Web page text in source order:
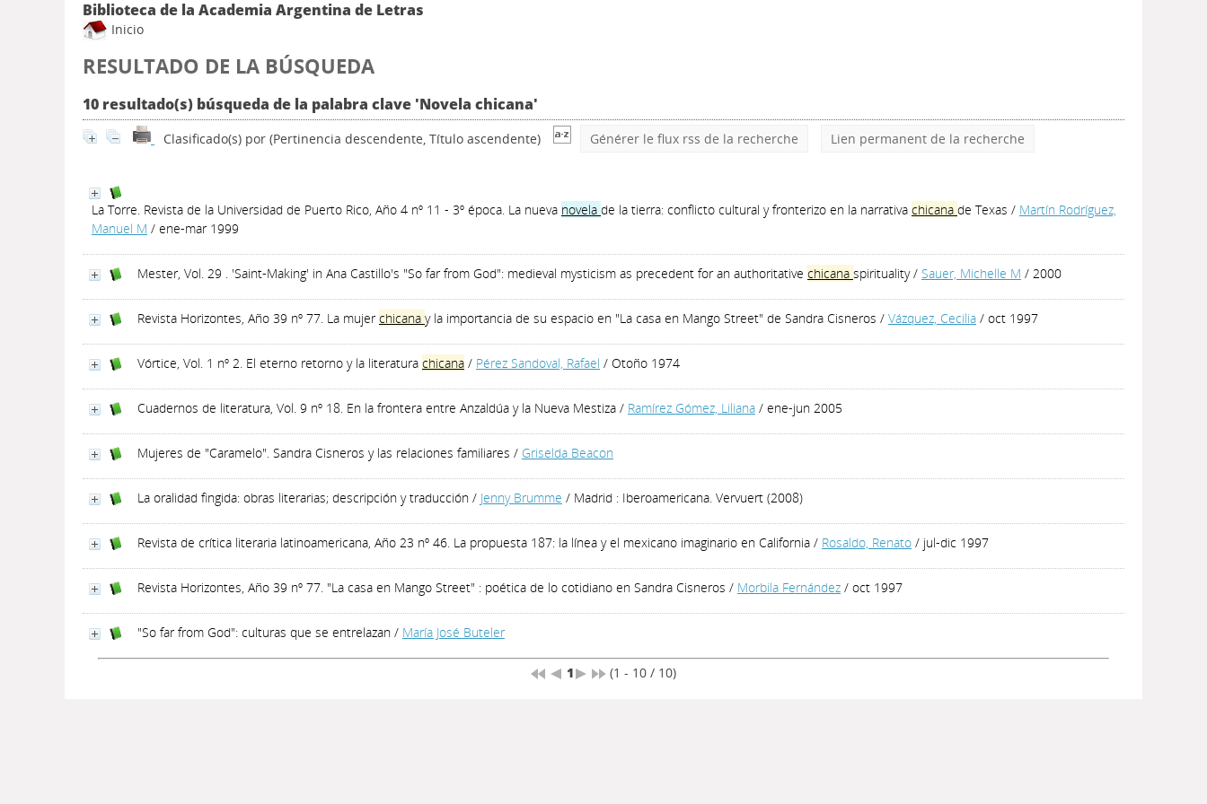
Biblioteca de la Academia Argentina de Letras
Inicio
RESULTADO DE LA BÚSQUEDA
10 resultado(s) búsqueda de la palabra clave 'Novela chicana'
Clasificado(s) por (Pertinencia descendente, Título ascendente) Générer le flux rss de la recherche Lien permanent de la recherche
La Torre. Revista de la Universidad de Puerto Rico, Año 4 nº 11 - 3º época. La nueva novela de la tierra: conflicto cultural y fronterizo en la narrativa chicana de Texas / Martín Rodríguez,
Manuel M / ene-mar 1999
Mester, Vol. 29 . 'Saint-Making' in Ana Castillo's "So far from God": medieval mysticism as precedent for an authoritative chicana spirituality/ Sauer, Michelle M / 2000
Revista Horizontes, Año 39 nº 77. La mujerchicana y la importancia de su espacio en "La casa en Mango Street" de Sandra Cisneros / Vázquez, Cecilia / oct 1997
Vórtice, Vol. 1 nº 2. El eterno retorno y la literatura chicana / Pérez Sandoval, Rafael / Otoño 1974
Cuadernos de literatura, Vol. 9 nº 18. En la frontera entre Anzaldúa y la Nueva Mestiza / Ramírez Gómez, Liliana / ene-jun 2005
Mujeres de "Caramelo". Sandra Cisneros y las relaciones familiares / Griselda Beacon
La oralidad fingida: obras literarias; descripción y traducción / Jenny Brumme / Madrid : Iberoamericana. Vervuert (2008)
Revista de crítica literaria latinoamericana, Año 23 nº 46. La propuesta 187: la línea y el mexicano imaginario en California / Rosaldo, Renato / jul-dic 1997
Revista Horizontes, Año 39 nº 77. "La casa en Mango Street" : poética de lo cotidiano en Sandra Cisneros / Morbila Fernández / oct 1997
"So far from God": culturas que se entrelazan / María José Buteler
1 (1 - 10 / 10)